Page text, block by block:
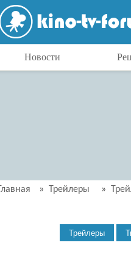
Новости
Главная » Трейлеры »